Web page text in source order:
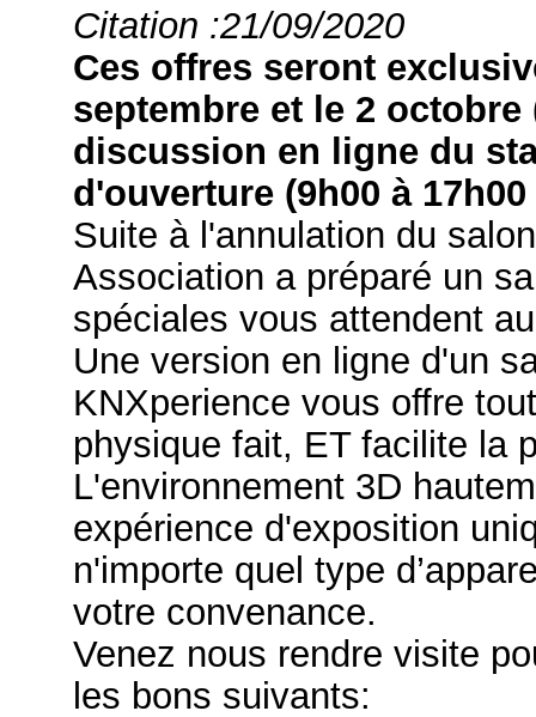
Citation :21/09/2020
Ces offres seront
septembre et le 2
discussion en ligne du
d'ouverture (9h00 à
Suite à l'annulation du
Association a préparé un
spéciales vous attendent
Une version en ligne d'un
KNXperience vous offre
physique fait, ET facilite la
L'environnement 3D
expérience d'exposition
n'importe quel type
votre convenance.
Venez nous rendre visite
les bons suivants: